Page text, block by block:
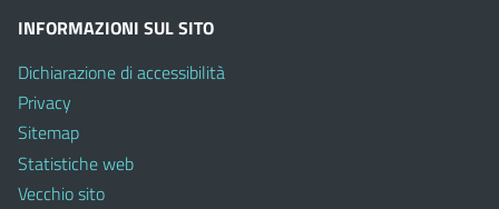
INFORMAZIONI SUL SITO
Dichiarazione di accessibilità
Privacy
Sitemap
Statistiche web
Vecchio sito